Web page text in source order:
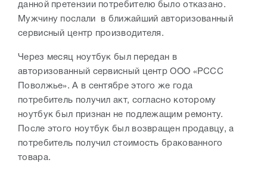
данной претензии потребителю было отказано.
Мужчину послали в ближайший авторизованный
сервисный центр производителя.
Через месяц ноутбук был передан в
авторизованный сервисный центр ООО «РССС
Поволжье». А в сентябре этого же года
потребитель получил акт, согласно которому
ноутбук был признан не подлежащим ремонту.
После этого ноутбук был возвращен продавцу, а
потребитель получил стоимость бракованного
товара.